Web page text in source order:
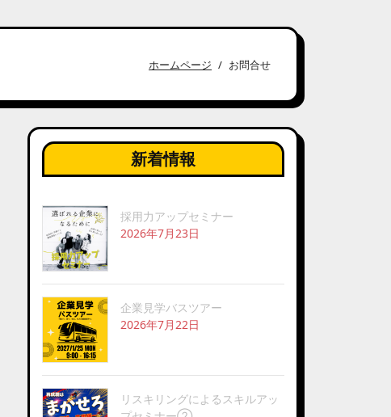
ホームページ お問合せ
新着情報
採用力アップセミナー
2026年7月23日
企業見学バスツアー
2026年7月22日
リスキリングによるスキルアッ